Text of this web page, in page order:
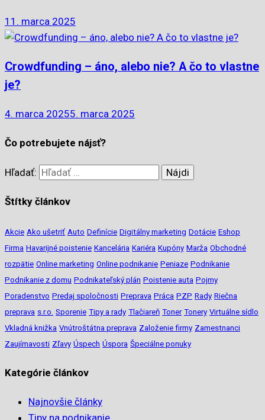
11. marca 2025
Crowdfunding – áno, alebo nie? A čo to vlastne
je?
4. marca 20255. marca 2025
Čo potrebujete nájsť?
Hľadať:
Štítky článkov
Akcie Ako ušetriť Auto Definície Digitálny marketing Dotácie Eshop
Firma Havarijné poistenie Kancelária Kariéra Kupóny Marža Obchodné
rozpätie Online marketing Online podnikanie Peniaze Podnikanie
Podnikanie z domu Podnikateľský plán Poistenie auta Pojmy
Poradenstvo Predaj spoločnosti Preprava Práca PZP Rady Riečna
preprava s.r.o. Sporenie Tipy a rady Tlačiareň Toner Tonery Virtuálne sídlo
Vkladná knižka Vnútroštátna preprava Založenie firmy Zamestnanci
Zaujímavosti Zľavy Úspech Úspora Špeciálne ponuky
Kategórie článkov
Najnovšie články